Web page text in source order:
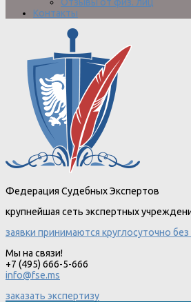
Отзывы от физ. лиц
Контакты
Федерация Судебных Экспертов
крупнейшая сеть экспертных
заявки принимаются круглосуточно
Мы на связи!
+7 (495) 666-5-666
info@fse.ms
заказать экспертизу